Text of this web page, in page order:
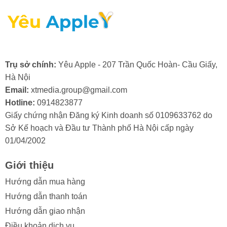
2. Nguyên nhân màn hình điện thoại
iPhone 11 Pro Max bị hư cổ cáp
Màn hình iPhone 11 Pro Max là một bộ phận quan trọng
và có giá trị, do đó, việc cổ cáp màn hình bị hỏng
thường khiến người dùng khá lo lắng. Việc hiểu rõ các
nguyên nhân gây ra tình trạng này sẽ giúp bạn chủ
hơn.
Trong quá trình sử dụng, màn hình iPhone 11 Pro Max
có thể gặp phải tình trạng hư hỏng ở cổ cáp. Điều này
thường xuất phát từ một số lý do sau:
Trụ sở chính: Yêu Apple - 207 Trần Quốc Hoàn- Cầu Giấy,
Hà Nội
Email: xtmedia.group@gmail.com
Hotline: 0914823877
Giấy chứng nhận Đăng ký Kinh doanh số 0109633762 do
Sở Kế hoạch và Đầu tư Thành phố Hà Nội cấp ngày
01/04/2002
Giới thiệu
Hướng dẫn mua hàng
Hướng dẫn thanh toán
Hướng dẫn giao nhận